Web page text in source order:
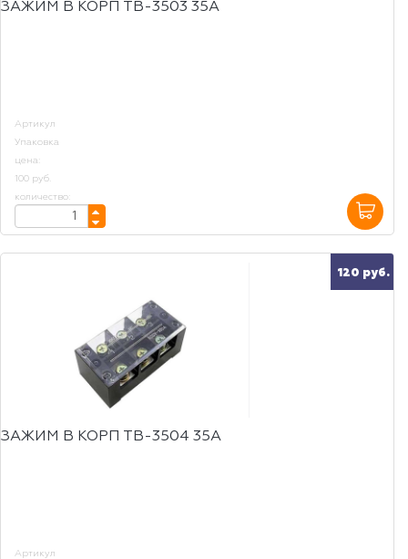
ЗАЖИМ В КОРП ТВ-3503 35А
Артикул
Упаковка
цена:
100 руб.
количество:
120 руб.
ЗАЖИМ В КОРП ТВ-3504 35А
Артикул